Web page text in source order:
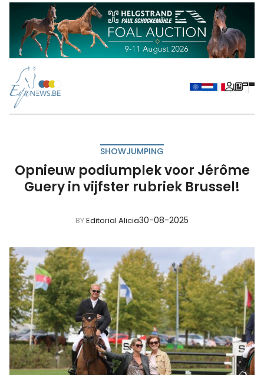
SHOWJUMPING
Opnieuw podiumplek voor Jérôme
Guery in vijfster rubriek Brussel!
BYEditorial Alicia30-08-2025